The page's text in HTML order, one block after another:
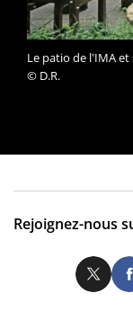
Le patio de l'IMA et
© D.R.
Rejoignez-nous